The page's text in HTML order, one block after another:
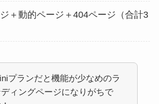
ジ＋動的ページ＋404ページ（合計3
プランだと機能が少なめのラ
ディングページになりがちで